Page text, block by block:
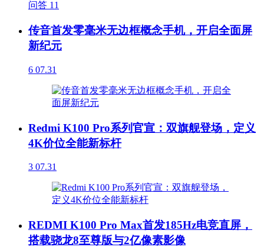
问答 11
传音首发零毫米无边框概念手机，开启全面屏
新纪元
6 07.31
Redmi K100 Pro系列官宣：双旗舰登场，定义
4K价位全能新标杆
3 07.31
REDMI K100 Pro Max首发185Hz电竞直屏，
搭载骁龙8至尊版与2亿像素影像